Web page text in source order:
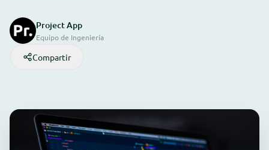
Project App
Equipo de Ingeniería
Compartir